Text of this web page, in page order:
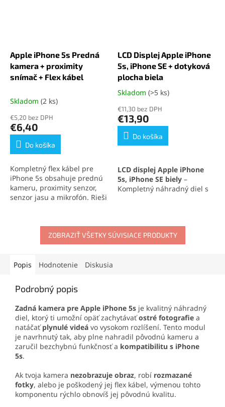
Apple iPhone 5s Predná
kamera + proximity
snímač + Flex kábel
Skladom (2 ks)
€5,20 bez DPH
€6,40
Do košíka
Kompletný flex kábel pre
iPhone 5s obsahuje prednú
kameru, proximity senzor,
senzor jasu a mikrofón. Rieši
kamerou alebo zvukom pri
videohovoroch. Vhodný na
výmenu v domácom aj
LCD Displej Apple iPhone
5s, iPhone SE + dotyková
plocha biela
Priemerné
produktu
je
5,0
Skladom (>5 ks)
€11,30 bez DPH
€13,90
Do košíka
LCD displej Apple iPhone
5s, iPhone SE biely –
Kompletný náhradný diel s
vysokú citlivosť dotyku.
Ideálne riešenie na rýchlu a
jednoduchúvýmenu
ZOBRAZIŤ VŠETKY SÚVISIACE PRODUKTY
Popis Hodnotenie Diskusia
Podrobný popis
Zadná kamera pre Apple iPhone 5s je kvalitný náhradný
diel, ktorý ti umožní opäť zachytávaťostré fotografie a
natáčaťplynulé videá vo vysokom rozlíšení. Tento modul
je navrhnutý tak, aby plne nahradil pôvodnú kameru a
zaručil bezchybnú funkčnosť a kompatibilitu s iPhone
5s.
Ak tvoja kamera nezobrazuje obraz, robí rozmazané
fotky, alebo je poškodený jej flex kábel, výmenou tohto
komponentu rýchlo obnovíš jej pôvodnú kvalitu.